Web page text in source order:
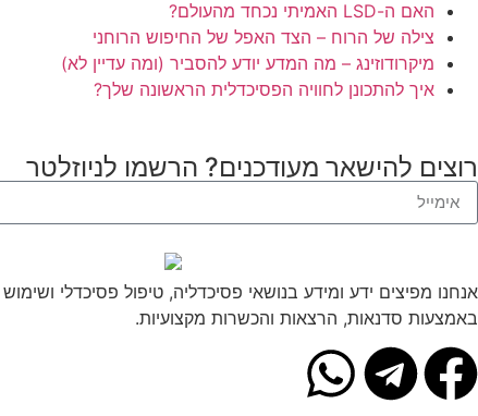
האם ה-LSD האמיתי נכחד מהעולם?
צילה של הרוח – הצד האפל של החיפוש הרוחני
מיקרודוזינג – מה המדע יודע להסביר (ומה עדיין לא)
איך להתכונן לחוויה הפסיכדלית הראשונה שלך?
רוצים להישאר מעודכנים? הרשמו לניוזלטר
אנחנו מפיצים ידע ומידע בנושאי פסיכדליה, טיפול פסיכדלי
באמצעות סדנאות, הרצאות והכשרות מקצועיות.